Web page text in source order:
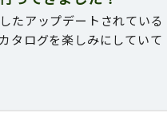
たアップデートされている
タログを楽しみにしていて